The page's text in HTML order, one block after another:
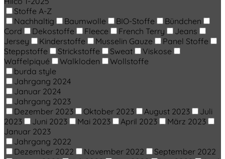
Stoffe A-Z
Nachhaltig
Baumwolle BIO-Stoffe
Bündchen
Cord
Dekostoffe Fleece French Terry
Jeans
Jersey
Kinderstoffe Musselin Gauze
Panel Stoffe
Steppstoffe
Strickstoffe Sweat
Viskose
Waffelpiqué
Walkloden
Wollstoffe
burda style
Jahrgang 2024
Januar 2024
Jahrgang 2023
Dezember 2023
Oktober 2023 August 2023
Juli
2023
Juni 2023 Mai 2023 April 2023
März 2023
Januar 2023
Jahrgang 2022
Dezember 2022
November 2022
September 2022